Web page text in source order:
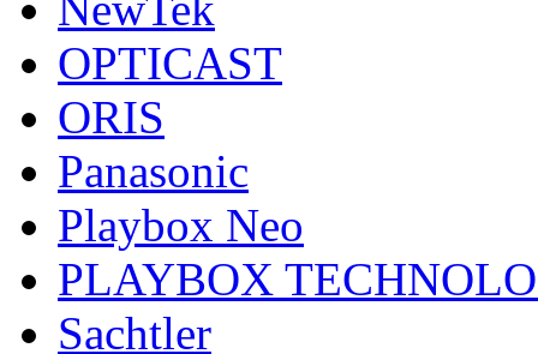
OPTICAST
ORIS
Panasonic
Playbox Neo
PLAYBOX
Sachtler